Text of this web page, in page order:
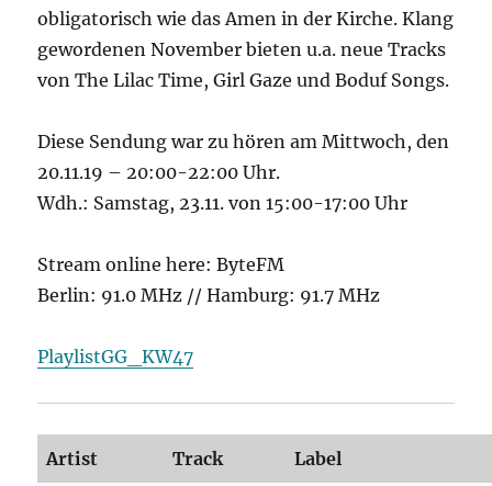
obligatorisch wie das Amen in der Kirche. Klang
gewordenen November bieten u.a. neue Tracks
von The Lilac Time, Girl Gaze und Boduf Songs.
Diese Sendung war zu hören am Mittwoch, den
20.11.19 – 20:00-22:00 Uhr.
Wdh.: Samstag, 23.11. von 15:00-17:00 Uhr
Stream online here: ByteFM
Berlin: 91.0 MHz // Hamburg: 91.7 MHz
PlaylistGG_KW47
Artist Track Label